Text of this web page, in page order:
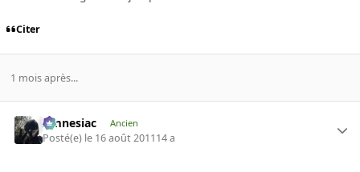
Citer
1 mois après...
Amnesiac Ancien
Posté(e) le 16 août 201114 a